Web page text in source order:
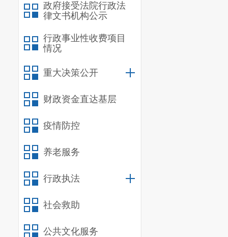
政府接受法院行政法
律文书机构公示
行政事业性收费项目
情况
重大决策公开
财政资金直达基层
疫情防控
养老服务
行政执法
社会救助
公共文化服务